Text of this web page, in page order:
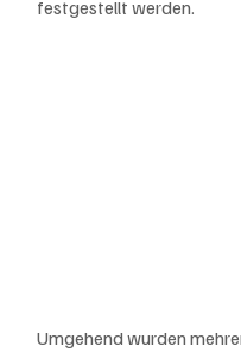
festgestellt werden.
Umgehend wurden